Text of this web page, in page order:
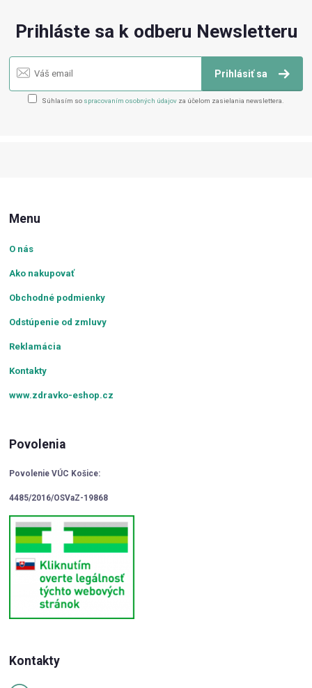
Prihláste sa k odberu Newsletteru
Prihlásiť sa
Súhlasím so spracovaním osobných údajov za účelom zasielania newslettera.
Menu
O nás
Ako nakupovať
Obchodné podmienky
Odstúpenie od zmluvy
Reklamácia
Kontakty
www.zdravko-eshop.cz
Povolenia
Povolenie VÚC Košice:
4485/2016/OSVaZ-19868
Kontakty